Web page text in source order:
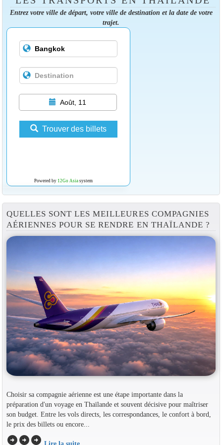
Entrez votre ville de départ, votre ville de destination et la date de votre
trajet.
Août, 11
Trouver des billets
Powered by 12Go Asiasystem
QUELLES SONT LES MEILLEURES COMPAGNIES
AÉRIENNES POUR SE RENDRE EN THAÏLANDE ?
Choisir sa compagnie aérienne est une étape importante dans la
préparation d'un voyage en Thaïlande et souvent décisive pour maîtriser
son budget. Entre les vols directs, les correspondances, le confort à bord,
le prix des billets ou encore...
arrow_circle_rightarrow_circle_rightarrow_circle_right